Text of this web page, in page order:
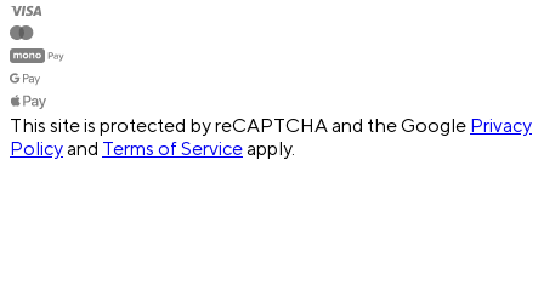
This site is protected by reCAPTCHA and the Google Privacy
Policyand Terms of Serviceapply.